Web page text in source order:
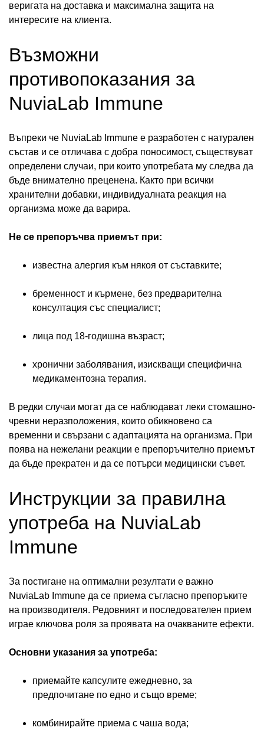
веригата на доставка и максимална защита на
интересите на клиента.
Възможни
противопоказания за
NuviaLab Immune
Въпреки че NuviaLab Immune е разработен с натурален
състав и се отличава с добра поносимост, съществуват
определени случаи, при които употребата му следва да
бъде внимателно преценена. Както при всички
хранителни добавки, индивидуалната реакция на
организма може да варира.
Не се препоръчва приемът при:
известна алергия към някоя от съставките;
бременност и кърмене, без предварителна
консултация със специалист;
лица под 18-годишна възраст;
хронични заболявания, изискващи специфична
медикаментозна терапия.
В редки случаи могат да се наблюдават леки стомашно-
чревни неразположения, които обикновено са
временни и свързани с адаптацията на организма. При
поява на нежелани реакции е препоръчително приемът
да бъде прекратен и да се потърси медицински съвет.
Инструкции за правилна
употреба на NuviaLab
Immune
За постигане на оптимални резултати е важно
NuviaLab Immune да се приема съгласно препоръките
на производителя. Редовният и последователен прием
играе ключова роля за проявата на очакваните ефекти.
Основни указания за употреба:
приемайте капсулите ежедневно, за
предпочитане по едно и също време;
комбинирайте приема с чаша вода;